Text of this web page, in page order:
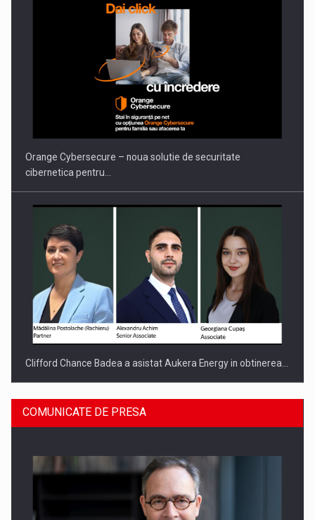
PUTTING ROMANIAN CORPORATE COMPANIES ON THE
INTERNATIONAL BUSINESS SCENE
Orange Cybersecure – noua solutie de securitate
cibernetica pentru…
Clifford Chance Badea a asistat Aukera Energy in obtinerea…
COMUNICATE DE PRESA